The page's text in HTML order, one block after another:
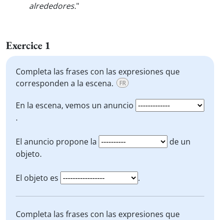
alrededores."
Exercice 1
Completa las frases con las expresiones que
corresponden a la escena.
FR
En la escena, vemos un anuncio
.
El anuncio propone la
de un
objeto.
El objeto es .
Completa las frases con las expresiones que